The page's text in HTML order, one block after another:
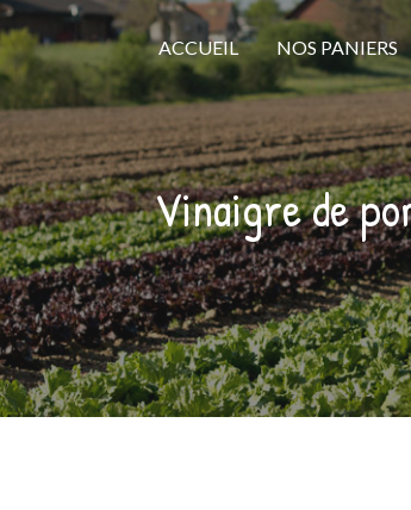
ACCUEIL NOS PANIERS
Vinaigre de